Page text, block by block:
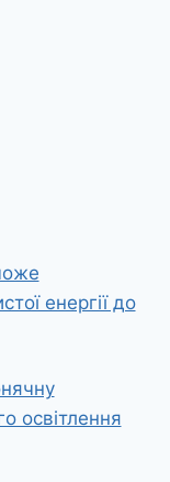
енергії до
освітлення